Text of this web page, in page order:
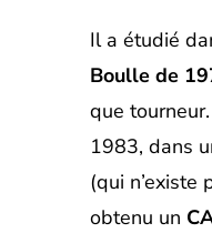
Il a étudié
Boulle de
que
1983, dans
(qui n’existe
obtenu un